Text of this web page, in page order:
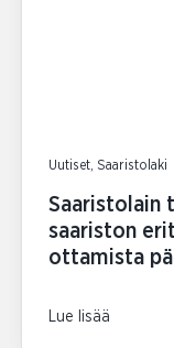
Uutiset, Saaristolaki
Saaristolain
saariston
ottamista
Lue lisää